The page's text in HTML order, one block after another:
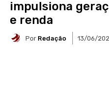
impulsiona
e renda
Por Redação 13/06/